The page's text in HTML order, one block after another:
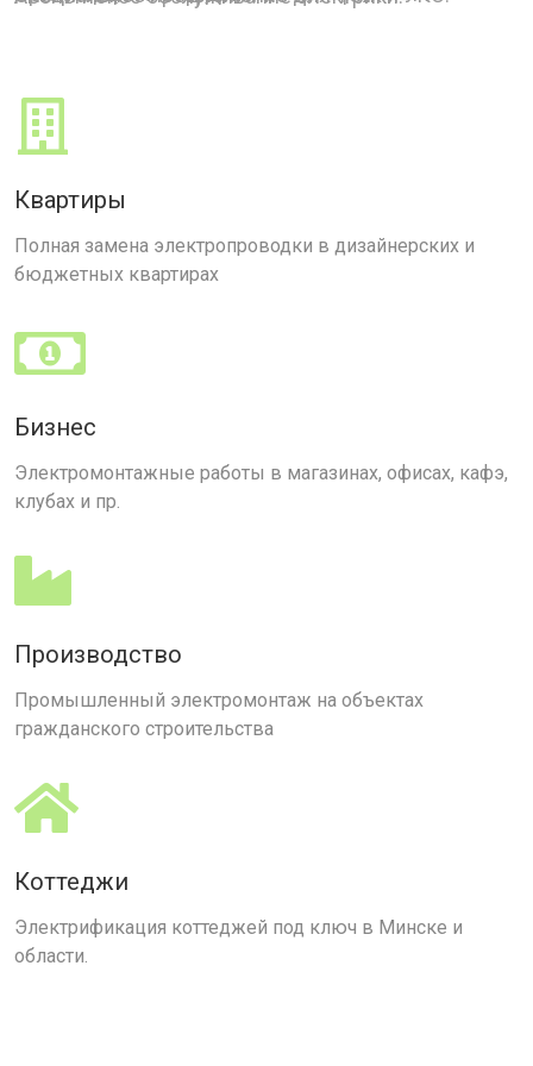
Квартиры
Полная замена электропроводки в дизайнерских и
бюджетных квартирах
Бизнес
Электромонтажные работы в магазинах, офисах, кафэ,
клубах и пр.
Производство
Промышленный электромонтаж на объектах
гражданского строительства
Коттеджи
Электрификация коттеджей под ключ в Минске и
области.